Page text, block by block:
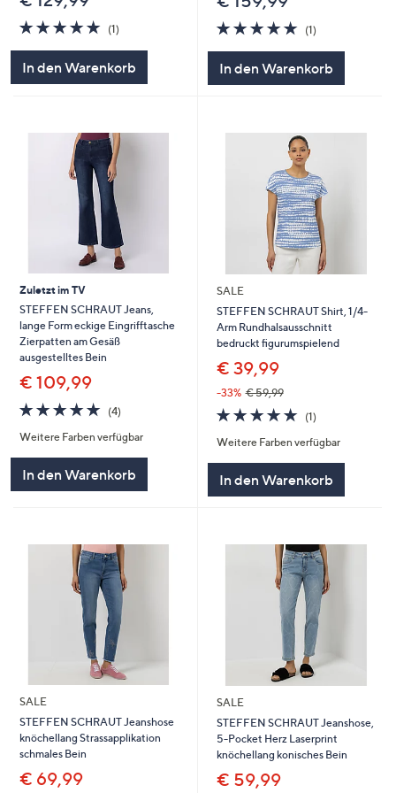
5.0
von
5
(1)
In den Warenkorb
5.0
von
5
(1)
In den Warenkorb
Zuletzt im TV
STEFFEN SCHRAUT Jeans,
lange Form eckige Eingrifftasche
Zierpatten am Gesäß
ausgestelltes Bein
€ 109,99
5.0
von
5
(4)
Weitere Farben verfügbar
In den Warenkorb
SALE
STEFFEN SCHRAUT Shirt, 1/4-
Arm Rundhalsausschnitt
bedruckt figurumspielend
€ 39,99
-33% € 59,99
5.0
von
5
(1)
Weitere Farben verfügbar
In den Warenkorb
SALE
STEFFEN SCHRAUT Jeanshose
knöchellang Strassapplikation
schmales Bein
€ 69,99
SALE
STEFFEN SCHRAUT Jeanshose,
5-Pocket Herz Laserprint
knöchellang konisches Bein
€ 59,99